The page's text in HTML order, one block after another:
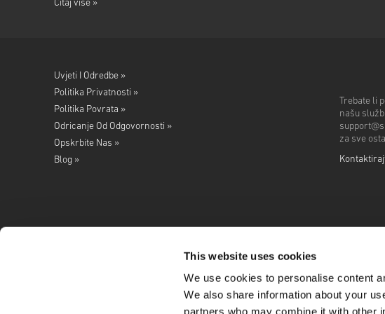
This website uses cookies
We use cookies to personalise content
We also share information about your
partners who may combine it with other
Čitaj više »
Uvjeti I Odredbe »
Politika Privatnosti »
Politika Povrata »
Odricanje Od Odgovornosti »
Opskrbite Nas »
Blog »
Trebate li
našu
za sve